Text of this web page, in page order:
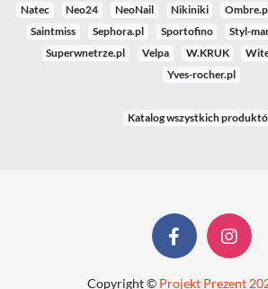
Natec
Neo24 NeoNail Nikiniki
Saintmiss
Sephora.pl Sportofino Styl-
Superwnetrze.pl
Velpa W.KRUK
Yves-rocher.pl
Katalog wszystkich
Copyright © Projekt Prezent